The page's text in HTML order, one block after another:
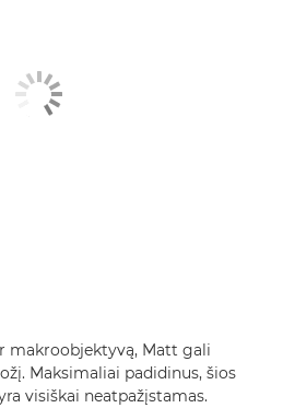
makroobjektyvą, Matt gali
Maksimaliai padidinus, šios
visiškai neatpažįstamas.